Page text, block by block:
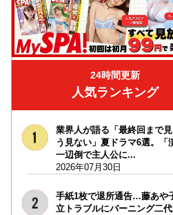
24時間更新
人気ランキング
業界人が語る「最終回まで
う見ない」夏ドラマ6選。「
一辺倒で主人公に...
2026年07月30日
手紙1枚で退所通告…藤あや
立トラブルにバーニング二